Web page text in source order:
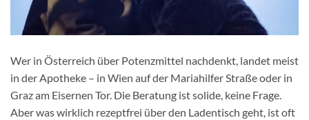
Wer in Österreich über Potenzmittel nachdenkt, landet meist
in der Apotheke – in Wien auf der Mariahilfer Straße oder in
Graz am Eisernen Tor. Die Beratung ist solide, keine Frage.
Aber was wirklich rezeptfrei über den Ladentisch geht, ist oft